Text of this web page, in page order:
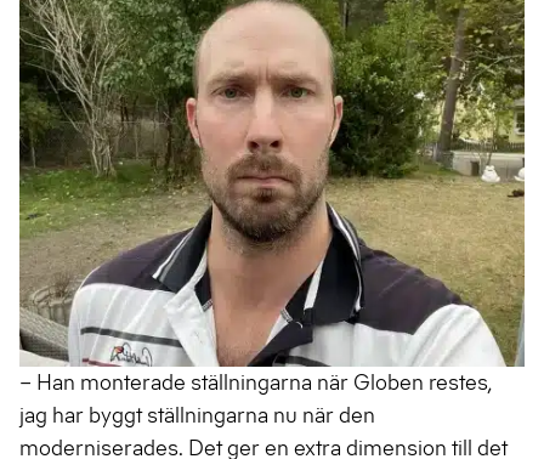
– Han monterade ställningarna när Globen restes,
jag har byggt ställningarna nu när den
moderniserades. Det ger en extra dimension till det